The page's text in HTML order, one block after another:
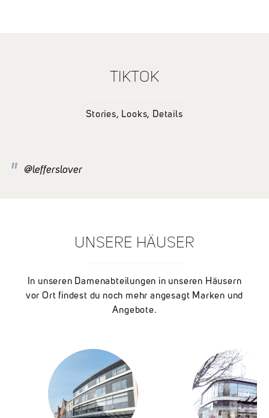
TIKTOK
Stories, Looks, Details
@lefferslover
UNSERE HÄUSER
In unseren Damenabteilungen in unseren Häusern
vor Ort findest du noch mehr angesagt Marken und
Angebote.